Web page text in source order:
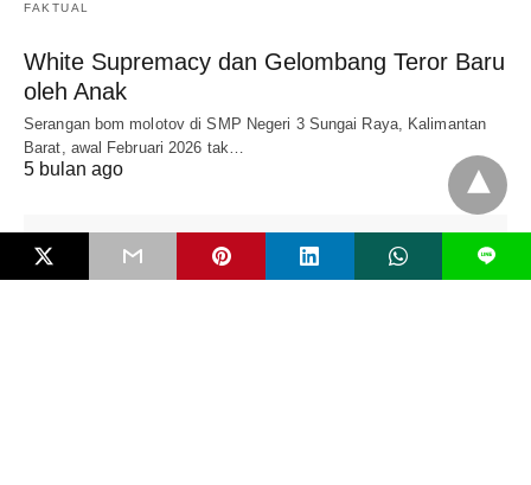
FAKTUAL
White Supremacy dan Gelombang Teror Baru
oleh Anak
Serangan bom molotov di SMP Negeri 3 Sungai Raya, Kalimantan
Barat, awal Februari 2026 tak…
5 bulan ago
L